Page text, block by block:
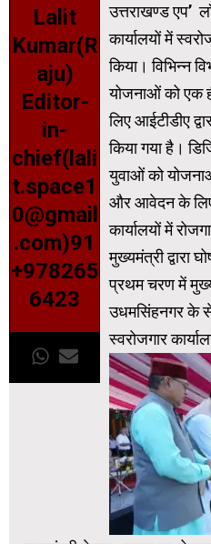
Lalit
Kumar(R
aju)
Editor-
in-
chief(lali
t.space1
0@gmail
.com)91
+978265
6423
उत्तराखण्ड एप’
कार्यालयों में
किया। विभिन्न
योजनाओं को एक
लिए आईटीडीए
किया गया है।
युवाओं को
और आवेदन के
कार्यालयों में
मुख्यमंत्री द्वारा
प्रथम चरण में
उधमसिंहनगर के
स्वरोजगार